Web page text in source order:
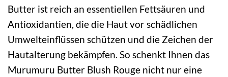
Butter ist reich an essentiellen Fettsäuren und
Antioxidantien, die die Haut vor schädlichen
Umwelteinflüssen schützen und die Zeichen der
Hautalterung bekämpfen. So schenkt Ihnen das
Murumuru Butter Blush Rouge nicht nur eine